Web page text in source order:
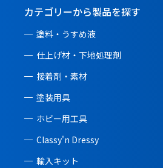
カテゴリーから製品を探す
塗料・うすめ液
仕上げ材・下地処理剤
接着剤・素材
塗装用具
ホビー用工具
Classy'n Dressy
輸入キット